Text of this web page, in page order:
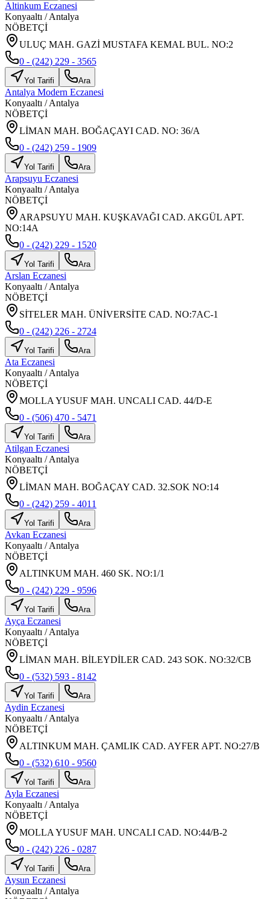
Altinkum Eczanesi
Konyaaltı /Antalya
NÖBETÇİ
ULUÇ MAH. GAZİ MUSTAFA KEMAL BUL. NO:2
0 - (242) 229 - 3565
Yol Tarifi Ara
Antalya Modern Eczanesi
Konyaaltı /Antalya
NÖBETÇİ
LİMAN MAH. BOĞAÇAYI CAD. NO: 36/A
0 - (242) 259 - 1909
Yol Tarifi Ara
Arapsuyu Eczanesi
Konyaaltı /Antalya
NÖBETÇİ
ARAPSUYU MAH. KUŞKAVAĞI CAD. AKGÜL APT.
NO:14A
0 - (242) 229 - 1520
Yol Tarifi Ara
Arslan Eczanesi
Konyaaltı /Antalya
NÖBETÇİ
SİTELER MAH. ÜNİVERSİTE CAD. NO:7AC-1
0 - (242) 226 - 2724
Yol Tarifi Ara
Ata Eczanesi
Konyaaltı /Antalya
NÖBETÇİ
MOLLA YUSUF MAH. UNCALI CAD. 44/D-E
0 - (506) 470 - 5471
Yol Tarifi Ara
Atilgan Eczanesi
Konyaaltı /Antalya
NÖBETÇİ
LİMAN MAH. BOĞAÇAY CAD. 32.SOK NO:14
0 - (242) 259 - 4011
Yol Tarifi Ara
Avkan Eczanesi
Konyaaltı /Antalya
NÖBETÇİ
ALTINKUM MAH. 460 SK. NO:1/1
0 - (242) 229 - 9596
Yol Tarifi Ara
Ayça Eczanesi
Konyaaltı /Antalya
NÖBETÇİ
LİMAN MAH. BİLEYDİLER CAD. 243 SOK. NO:32/CB
0 - (532) 593 - 8142
Yol Tarifi Ara
Aydin Eczanesi
Konyaaltı /Antalya
NÖBETÇİ
ALTINKUM MAH. ÇAMLIK CAD. AYFER APT. NO:27/B
0 - (532) 610 - 9560
Yol Tarifi Ara
Ayla Eczanesi
Konyaaltı /Antalya
NÖBETÇİ
MOLLA YUSUF MAH. UNCALI CAD. NO:44/B-2
0 - (242) 226 - 0287
Yol Tarifi Ara
Aysun Eczanesi
Konyaaltı /Antalya